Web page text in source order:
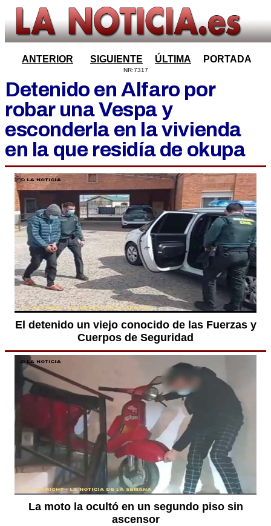
ANTERIOR SIGUIENTE ÚLTIMA PORTADA
NR:7317
Detenido en Alfaro por
robar una Vespa y
esconderla en la vivienda
en la que residía de okupa
El detenido un viejo conocido de las Fuerzas y
Cuerpos de Seguridad
La moto la ocultó en un segundo piso sin
ascensor